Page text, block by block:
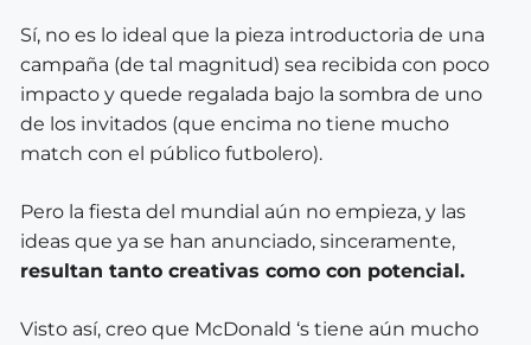
Sí, no es lo ideal que la pieza introductoria de una
campaña (de tal magnitud) sea recibida con poco
impacto y quede regalada bajo la sombra de uno
de los invitados (que encima no tiene mucho
match con el público futbolero).
Pero la fiesta del mundial aún no empieza, y las
ideas que ya se han anunciado, sinceramente,
resultan tanto creativas como con potencial.
Visto así, creo que McDonald ‘s tiene aún mucho